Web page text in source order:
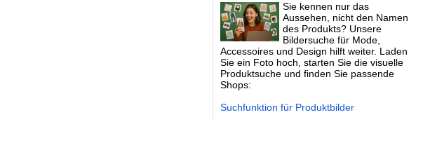
Sie kennen nur das
Aussehen, nicht den Namen
des Produkts? Unsere
Bildersuche für Mode,
Accessoires und Design hilft weiter. Laden
Sie ein Foto hoch, starten Sie die visuelle
Produktsuche und finden Sie passende
Shops:
Suchfunktion für Produktbilder